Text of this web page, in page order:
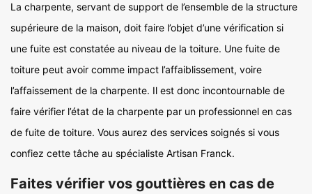
La charpente, servant de support de l’ensemble de la structure
supérieure de la maison, doit faire l’objet d’une vérification si
une fuite est constatée au niveau de la toiture. Une fuite de
toiture peut avoir comme impact l’affaiblissement, voire
l’affaissement de la charpente. Il est donc incontournable de
faire vérifier l’état de la charpente par un professionnel en cas
de fuite de toiture. Vous aurez des services soignés si vous
confiez cette tâche au spécialiste Artisan Franck.
Faites vérifier vos gouttières en cas de